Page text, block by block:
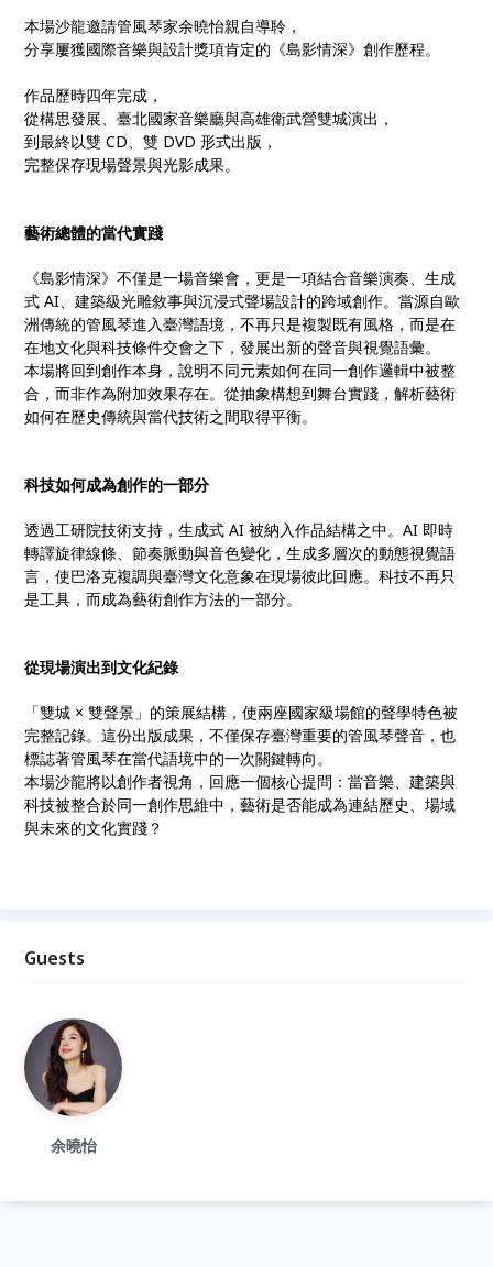
本場沙龍邀請管風琴家余曉怡親自導聆，
分享屢獲國際音樂與設計獎項肯定的《島影情深》創作歷程。
作品歷時四年完成，
從構思發展、臺北國家音樂廳與高雄衛武營雙城演出，
到最終以雙 CD、雙 DVD 形式出版，
完整保存現場聲景與光影成果。
藝術總體的當代實踐
《島影情深》不僅是一場音樂會，更是一項結合音樂演奏、生成
式 AI、建築級光雕敘事與沉浸式聲場設計的跨域創作。當源自歐
洲傳統的管風琴進入臺灣語境，不再只是複製既有風格，而是在
在地文化與科技條件交會之下，發展出新的聲音與視覺語彙。
本場將回到創作本身，說明不同元素如何在同一創作邏輯中被整
合，而非作為附加效果存在。從抽象構想到舞台實踐，解析藝術
如何在歷史傳統與當代技術之間取得平衡。
科技如何成為創作的一部分
透過工研院技術支持，生成式 AI 被納入作品結構之中。AI 即時
轉譯旋律線條、節奏脈動與音色變化，生成多層次的動態視覺語
言，使巴洛克複調與臺灣文化意象在現場彼此回應。科技不再只
是工具，而成為藝術創作方法的一部分。
從現場演出到文化紀錄
「雙城 × 雙聲景」的策展結構，使兩座國家級場館的聲學特色被
完整記錄。這份出版成果，不僅保存臺灣重要的管風琴聲音，也
標誌著管風琴在當代語境中的一次關鍵轉向。
本場沙龍將以創作者視角，回應一個核心提問：當音樂、建築與
科技被整合於同一創作思維中，藝術是否能成為連結歷史、場域
與未來的文化實踐？
Guests
余曉怡